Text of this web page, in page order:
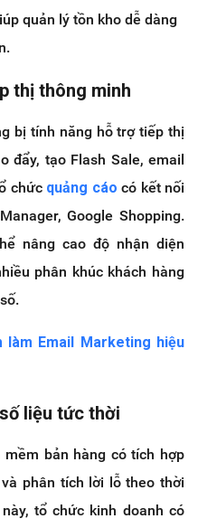
quản lý tồn kho dễ dàng
thị thông minh
bị tính năng hỗ trợ tiếp thị
đẩy, tạo Flash Sale, email
chức quảng cáo có kết nối
Google Shopping.
nâng cao độ nhận diện
phân khúc khách hàng
làm Email Marketing hiệu
liệu tức thời
mềm bản hàng có tích hợp
phân tích lời lỗ theo thời
tổ chức kinh doanh có